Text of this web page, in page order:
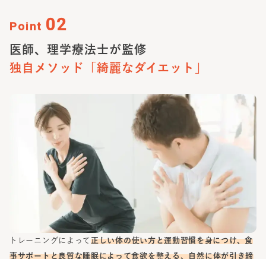
Point 02
医師、理学療法士が監修
独自メソッド
「綺麗なダイエット」
トレーニングによって正しい体の使い方と運動習慣を身につけ、食
事サポートと良質な睡眠によって食欲を整える、自然に体が引き締